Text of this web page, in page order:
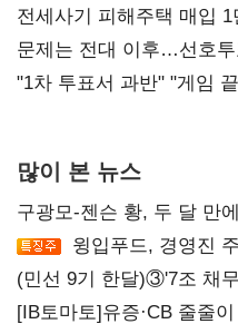
재건"
전세사기 피해주택 매입
4만278명
문제는 전대 이후…선호
불복'
"1차 투표서 과반" "게임
많이 본 뉴스
구광모-젠슨 황, 두 달 만
윙입푸드, 경영진
(민선 9기 한달)③'7조 채
20년만에 '비상재정' 선언
[IB토마토]유증·CB 줄줄